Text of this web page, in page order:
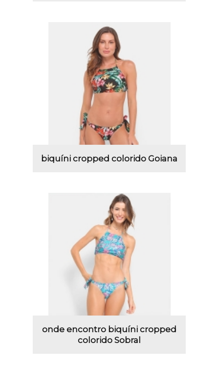
biquíni cropped colorido Goiana
onde encontro biquíni cropped
colorido Sobral